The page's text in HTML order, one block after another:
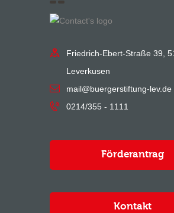
Friedrich-Ebert-Straße 39,
Leverkusen
mail@buergerstiftung-lev.de
0214/355 - 1111
Förderantrag
Kontakt